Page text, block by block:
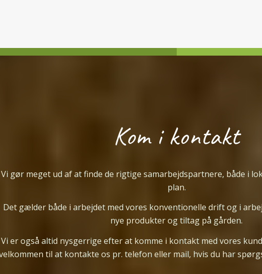
Kom i kontakt
Vi gør meget ud af at finde de rigtige samarbejdspartnere, både i
plan.
Det gælder både i arbejdet med vores konventionelle drift og i
nye produkter og tiltag på gården.
Vi erogsåaltid nysgerrige efter at komme i kontakt med vores
til at kontakte os pr. telefon eller mail, hvis du har